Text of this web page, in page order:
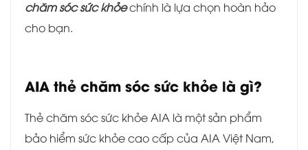
chăm sóc sức khỏechính là lựa chọn hoàn hảo
cho bạn.
AIA thẻ chăm sóc sức khỏe là gì?
Thẻ chăm sóc sức khỏe AIA là một sản phẩm
bảo hiểm sức khỏe cao cấp của AIA Việt Nam,